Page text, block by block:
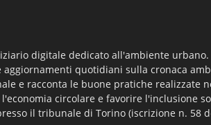
digitale dedicato all'ambiente
aggiornamenti quotidiani sulla cronaca
e racconta le buone pratiche realizzate
circolare e favorire l'inclusione
il tribunale di Torino (iscrizione n. 58